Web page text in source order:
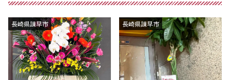
長崎県諌早市 長崎県諌早市